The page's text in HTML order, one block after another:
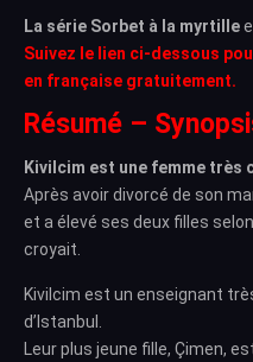
La série Sorbet à la myrtille
Suivez le lien ci-dessous
en française gratuitement.
Résumé –
Kivilcim est une femme très
Après avoir divorcé de son
et a élevé ses deux filles
croyait.
Kivilcim est un enseignant
d’Istanbul.
Leur plus jeune fille, Çimen,